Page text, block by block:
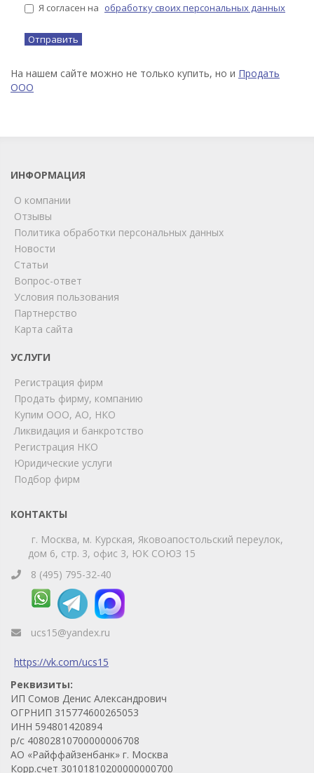
Я согласен на обработку своих персональных данных
На нашем сайте можно не только купить, но и Продать
ООО
ИНФОРМАЦИЯ
О компании
Отзывы
Политика обработки персональных данных
Новости
Статьи
Вопрос-ответ
Условия пользования
Партнерство
Карта сайта
УСЛУГИ
Регистрация фирм
Продать фирму, компанию
Купим ООО, АО, НКО
Ликвидация и банкротство
Регистрация НКО
Юридические услуги
Подбор фирм
КОНТАКТЫ
г. Москва, м. Курская, Яковоапостольский переулок,
дом 6, стр. 3, офис 3, ЮК СОЮЗ 15
8 (495) 795-32-40
ucs15@yandex.ru
https://vk.com/ucs15
Реквизиты:
ИП Сомов Денис Александрович
ОГРНИП 315774600265053
ИНН 594801420894
р/с 40802810700000006708
АО «Райффайзенбанк» г. Москва
Корр.счет 30101810200000000700
online
Позвоните нам или свяжитесь с нами через любой
удобный мессенджер!
Telegram
Телефон